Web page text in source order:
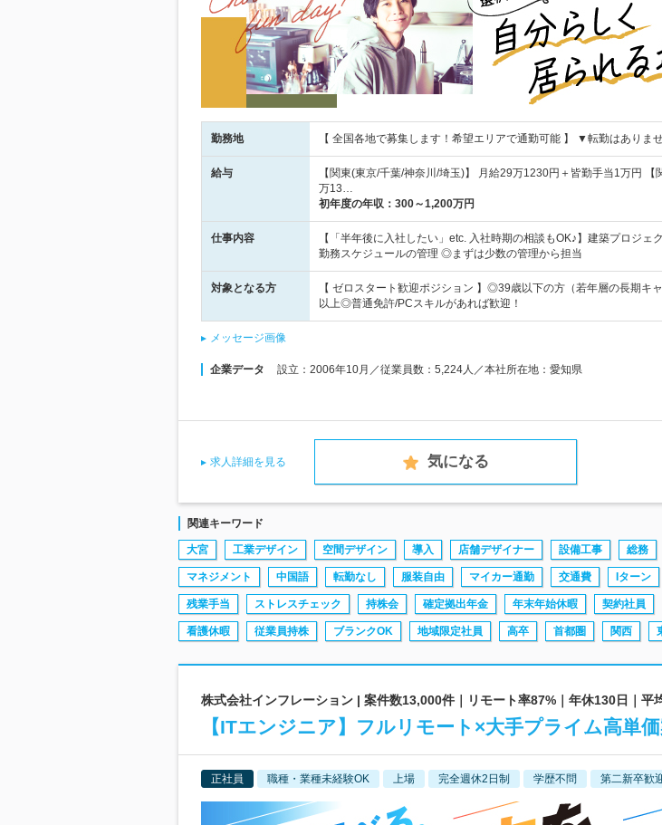
勤務地 【 全国各地で募集します！希望エリアで通勤可能 】 ▼転勤はありま
給与
【関東(東京/千葉/神奈川/埼玉)】 月給29万1230円＋皆勤手当1万円 【
万13…
初年度の年収： 300～1,200万円
仕事内容
【「半年後に入社したい」etc. 入社時期の相談もOK♪】建築プロジェ
勤務スケジュールの管理 ◎まずは少数の管理から担当
対象となる方
【 ゼロスタート歓迎ポジション 】◎39歳以下の方（若年層の長期キ
以上◎普通免許/PCスキルがあれば歓迎！
メッセージ画像
企業データ 設立：2006年10月／従業員数：5,224人／本社所在地：愛知県
求人詳細を見る 気になる
関連キーワード
大宮 工業デザイン 空間デザイン 導入 店舗デザイナー 設備工事 総務
マネジメント 中国語 転勤なし 服装自由 マイカー通勤 交通費 Iターン
残業手当 ストレスチェック 持株会 確定拠出年金 年末年始休暇 契約社員
看護休暇 従業員持株 ブランクOK 地域限定社員 高卒 首都圏 関西
株式会社インフレーション | 案件数13,000件｜リモート率87%｜年休130日｜平
【ITエンジニア】フルリモート×大手プライム高単価
正社員 職種・業種未経験OK 上場 完全週休2日制 学歴不問 第二新卒歓